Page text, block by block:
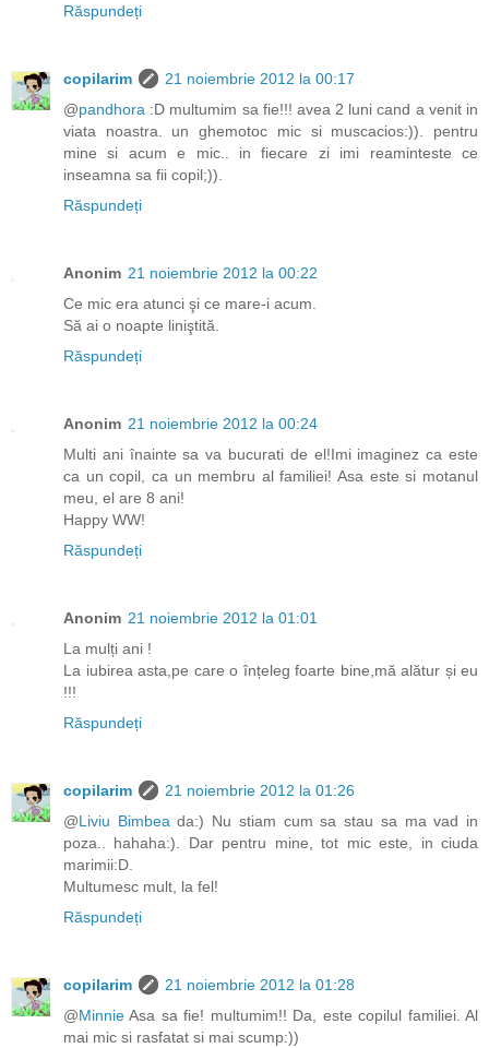
Răspundeți
copilarim
21 noiembrie 2012 la 00:17
@pandhora :D multumim sa fie!!! avea 2 luni cand a venit in
viata noastra. un ghemotoc mic si muscacios:)). pentru
mine si acum e mic.. in fiecare zi imi reaminteste ce
inseamna sa fii copil;)).
Răspundeți
Anonim 21 noiembrie 2012 la 00:22
Ce mic era atunci şi ce mare-i acum.
Să ai o noapte liniştită.
Răspundeți
Anonim 21 noiembrie 2012 la 00:24
Multi ani înainte sa va bucurati de el!Imi imaginez ca este
ca un copil, ca un membru al familiei! Asa este si motanul
meu, el are 8 ani!
Happy WW!
Răspundeți
Anonim 21 noiembrie 2012 la 01:01
La mulți ani !
La iubirea asta,pe care o înțeleg foarte bine,mă alătur și eu
!!!
Răspundeți
copilarim
21 noiembrie 2012 la 01:26
@Liviu Bimbea da:) Nu stiam cum sa stau sa ma vad in
poza.. hahaha:). Dar pentru mine, tot mic este, in ciuda
marimii:D.
Multumesc mult, la fel!
Răspundeți
copilarim
21 noiembrie 2012 la 01:28
@Minnie Asa sa fie! multumim!! Da, este copilul familiei. Al
mai mic si rasfatat si mai scump:))